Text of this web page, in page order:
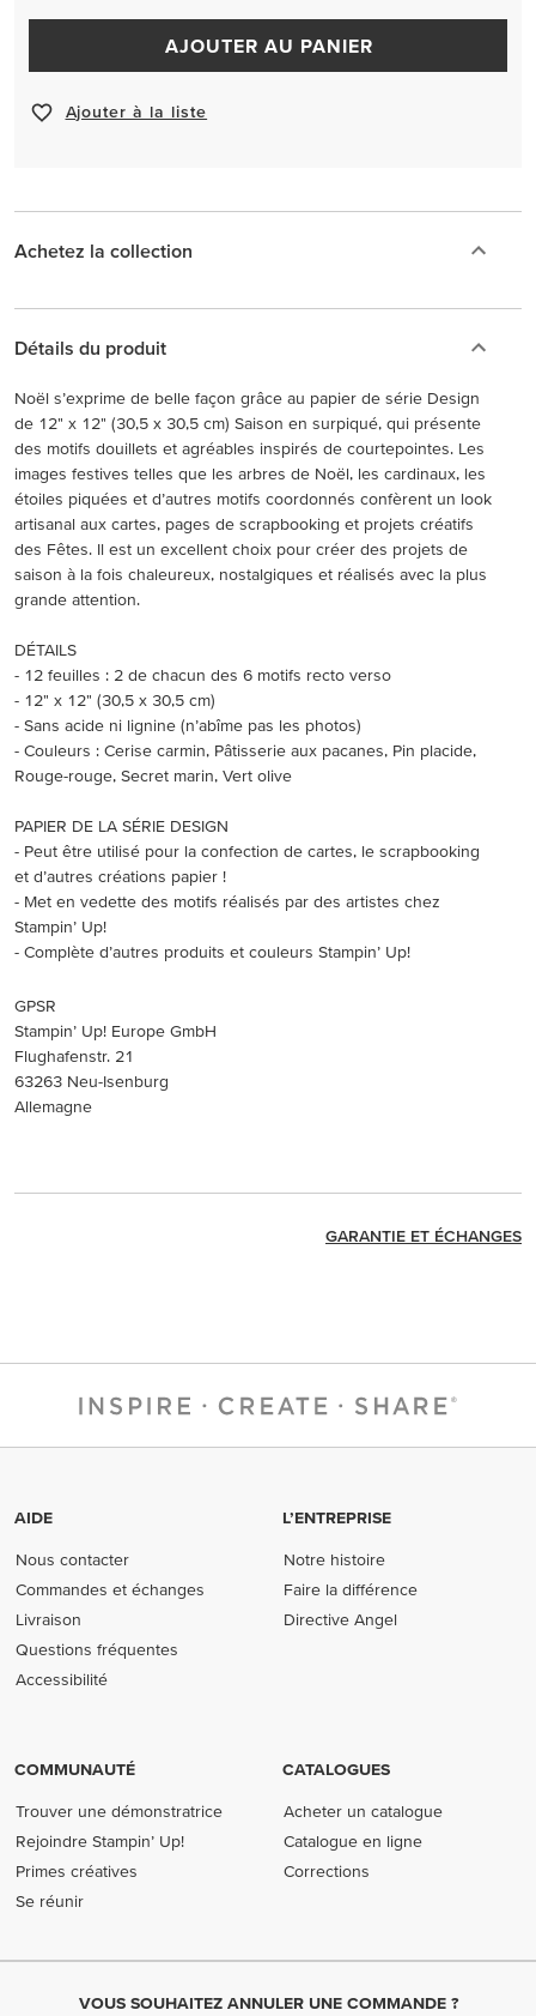
AJOUTER AU PANIER
Ajouter à la liste
Achetez la collection
Détails du produit
Noël s’exprime de belle façon grâce au papier de série Design
de 12" x 12" (30,5 x 30,5 cm) Saison en surpiqué, qui présente
des motifs douillets et agréables inspirés de courtepointes. Les
images festives telles que les arbres de Noël, les cardinaux, les
étoiles piquées et d’autres motifs coordonnés confèrent un look
artisanal aux cartes, pages de scrapbooking et projets créatifs
des Fêtes. Il est un excellent choix pour créer des projets de
saison à la fois chaleureux, nostalgiques et réalisés avec la plus
grande attention.
DÉTAILS
- 12 feuilles : 2 de chacun des 6 motifs recto verso
- 12" x 12" (30,5 x 30,5 cm)
- Sans acide ni lignine (n’abîme pas les photos)
- Couleurs : Cerise carmin, Pâtisserie aux pacanes, Pin placide,
Rouge-rouge, Secret marin, Vert olive
PAPIER DE LA SÉRIE DESIGN
- Peut être utilisé pour la confection de cartes, le scrapbooking
et d’autres créations papier !
- Met en vedette des motifs réalisés par des artistes chez
Stampin’ Up!
- Complète d’autres produits et couleurs Stampin’ Up!
GPSR
Stampin’ Up! Europe GmbH
Flughafenstr. 21
63263 Neu-Isenburg
Allemagne
GARANTIE ET ÉCHANGES
AIDE
Nous contacter
Commandes et échanges
Livraison
Questions fréquentes
Accessibilité
L’ENTREPRISE
Notre histoire
Faire la différence
Directive Angel
COMMUNAUTÉ
Trouver une démonstratrice
Rejoindre Stampin’ Up!
Primes créatives
Se réunir
CATALOGUES
Acheter un catalogue
Catalogue en ligne
Corrections
VOUS SOUHAITEZ ANNULER UNE COMMANDE ?